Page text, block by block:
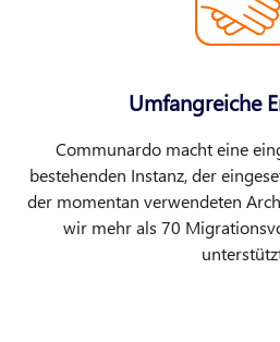
Umfangreiche
Communardo macht eine
bestehenden Instanz, der
der momentan verwendeten
wir mehr als 70